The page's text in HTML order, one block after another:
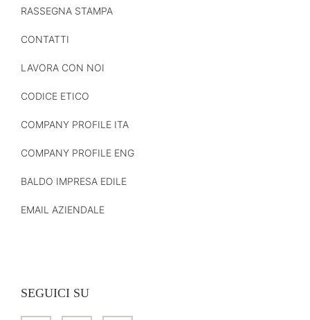
RASSEGNA STAMPA
CONTATTI
LAVORA CON NOI
CODICE ETICO
COMPANY PROFILE ITA
COMPANY PROFILE ENG
BALDO IMPRESA EDILE
EMAIL AZIENDALE
SEGUICI SU